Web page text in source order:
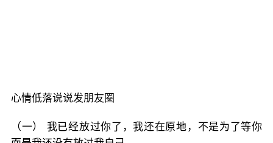
心情低落说说发朋友圈
（一） 我已经放过你了，我还在原地，不是为了等你